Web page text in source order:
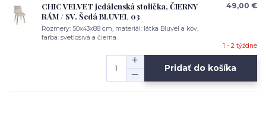
CHIC VELVET jedálenská stolička, ČIERNY
RÁM / SV. Šedá BLUVEL 03
Rozmery: 50x43x88 cm, materiál: látka Bluvel a kov,
farba: svetlosivá a čierna.
49,00 €
1 - 2 týždne
Pridať do košíka